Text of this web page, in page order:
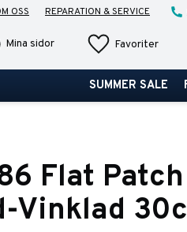
OSS REPARATION & SERVICE
Mina sidor FavoriterFavoriter
SUMMER SALE
Flat Patch
Vinklad